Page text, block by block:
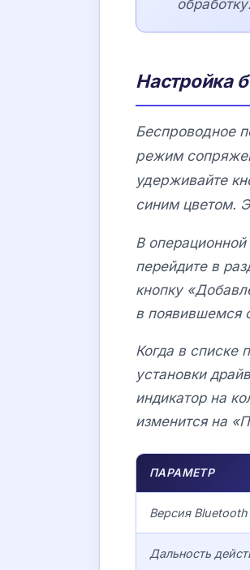
обработку.
Настройка
Беспроводное
режим
удерживайте
синим цветом.
В
перейдите в
кнопку
в появившемся
Когда в списке
установки
индикатор на
изменится на
ПАРАМЕТР
Версия Bluetooth
Дальность